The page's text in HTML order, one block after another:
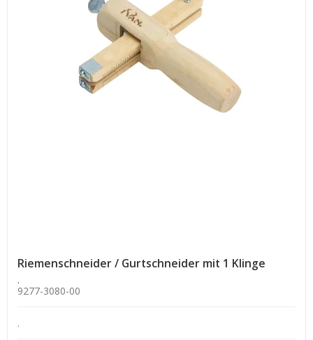
Riemenschneider / Gurtschneider mit 1 Klinge
.
9277-3080-00
.